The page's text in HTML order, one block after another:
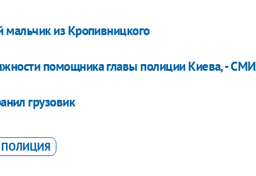
из Кропивницкого
помощника главы полиции Киева, - СМИ
грузовик